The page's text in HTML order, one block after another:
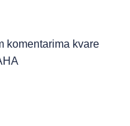
komentarima kvare